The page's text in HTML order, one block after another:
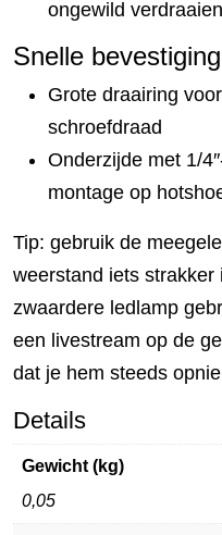
ongewild verdraaien
Snelle bevestiging
Grote draairing
schroefdraad
Onderzijde met 1/
montage op
Tip: gebruik de
weerstand iets strakker
zwaardere ledlamp
een livestream op de
dat je hem steeds
Details
Gewicht (kg)
0,05